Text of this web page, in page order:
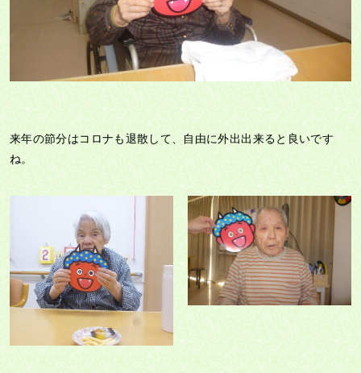
来年の節分はコロナも退散して、自由に外出出来ると良いです
ね。